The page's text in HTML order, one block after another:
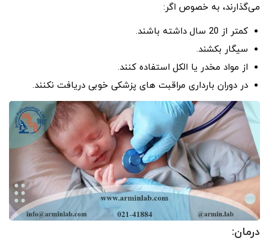
می‌گذارند، به خصوص اگر:
کمتر از 20 سال داشته باشند.
سیگار بکشند.
از مواد مخدر یا الکل استفاده کنند.
در دوران بارداری مراقبت های پزشکی خوبی دریافت نکنند.
درمان: